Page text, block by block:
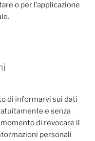
o per l’applicazione
di informarvi sui dati
e senza
di revocare il
personali